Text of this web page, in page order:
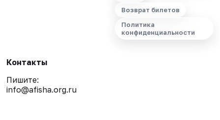
Возврат билетов
Политика
конфиденциальности
Контакты
Пишите:
info@afisha.org.ru